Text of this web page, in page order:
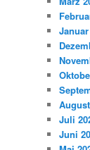
Juli
Juni